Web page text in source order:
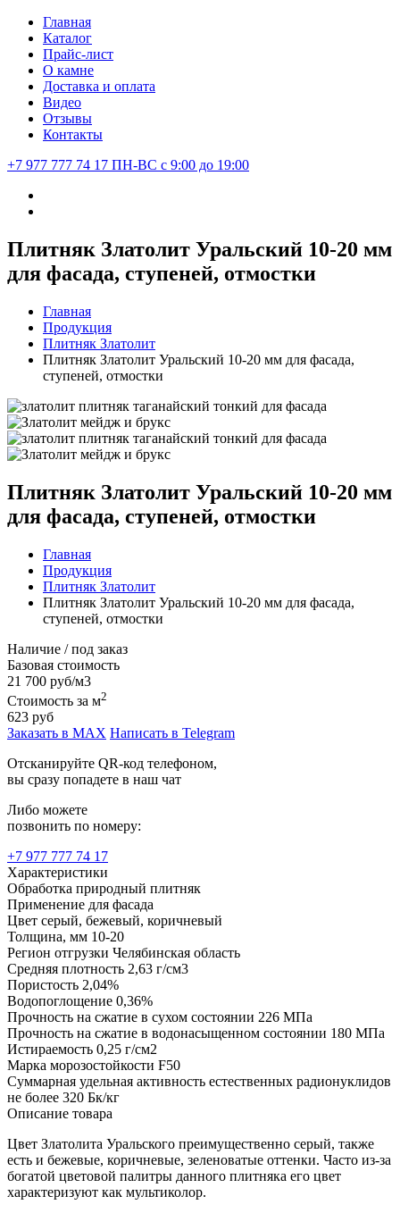
Главная
Каталог
Прайс-лист
О камне
Доставка и оплата
Видео
Отзывы
Контакты
+7 977 777 74 17 ПН-ВС с 9:00 до 19:00
Плитняк Златолит Уральский 10-20 мм
для фасада, ступеней, отмостки
Главная
Продукция
Плитняк Златолит
Плитняк Златолит Уральский 10-20 мм для фасада,
ступеней, отмостки
Плитняк Златолит Уральский 10-20 мм
для фасада, ступеней, отмостки
Главная
Продукция
Плитняк Златолит
Плитняк Златолит Уральский 10-20 мм для фасада,
ступеней, отмостки
Наличие / под заказ
Базовая стоимость
21 700 руб/м3
Стоимость за м2
623 руб
Заказать в MAX Написать в Telegram
Отсканируйте QR-код телефоном,
вы сразу попадете в наш чат
Либо можете
позвонить по номеру:
+7 977 777 74 17
Характеристики
Обработка природный плитняк
Применение для фасада
Цвет серый, бежевый, коричневый
Толщина, мм 10-20
Регион отгрузки Челябинская область
Средняя плотность 2,63 г/см3
Пористость 2,04%
Водопоглощение 0,36%
Прочность на сжатие в сухом состоянии 226 МПа
Прочность на сжатие в водонасыщенном состоянии 180 МПа
Истираемость 0,25 г/см2
Марка морозостойкости F50
Суммарная удельная активность естественных радионуклидов
не более 320 Бк/кг
Описание товара
Цвет Златолита Уральского преимущественно серый, также
есть и бежевые, коричневые, зеленоватые оттенки. Часто из-за
богатой цветовой палитры данного плитняка его цвет
характеризуют как мультиколор.